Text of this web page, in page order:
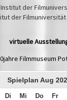
Institut der
virtuelle
Spielplan Aug
Di Mi Do Fr